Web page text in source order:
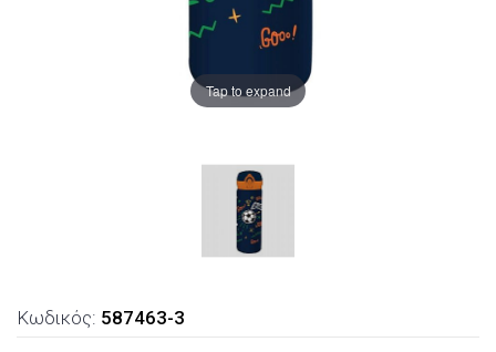
Tap to expand
Κωδικός: 587463-3